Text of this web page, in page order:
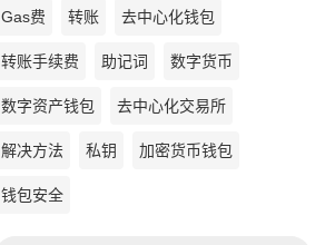
Gas费 转账 去中心化钱包
转账手续费 助记词 数字货币
数字资产钱包 去中心化交易所
解决方法 私钥 加密货币钱包
钱包安全